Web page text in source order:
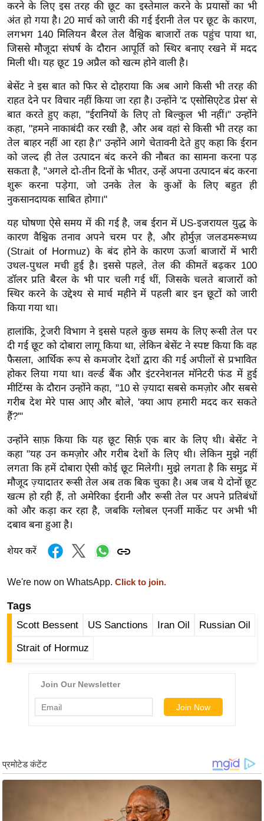
टो
व
र्ल्ड
न्यू
ब्री
फ
म
नो
रं
ज
न
ज
त
बॉ
ली
वु
ड
हॉ
ली
वु
ड
फि
ल्म
स
मी
क्षा
B
r
e
a
k
n
N
w
s
ला
लॉ
जी
करने के लिए इस तरह की छूट का इस्तेमाल करने के प्रयासों का भी
अंत हो गया है। 20 मार्च को जारी की गई ईरानी तेल पर छूट के कारण,
लगभग 140 मिलियन बैरल तेल वैश्विक बाजारों तक पहुंच पाया था,
जिससे मौजूदा संघर्ष के दौरान आपूर्ति को स्थिर बनाए रखने में मदद
मिली थी। यह छूट 19 अप्रैल को खत्म होने वाली है।
बेसेंट ने इस बात को फिर से दोहराया कि अब आगे किसी भी तरह की
राहत देने पर विचार नहीं किया जा रहा है। उन्होंने 'द एसोसिएटेड प्रेस' से
बात करते हुए कहा, "ईरानियों के लिए तो बिल्कुल भी नहीं।" उन्होंने
कहा, "हमने नाकाबंदी कर रखी है, और अब वहां से किसी भी तरह का
तेल बाहर नहीं आ रहा है।" उन्होंने आगे चेतावनी देते हुए कहा कि ईरान
को जल्द ही तेल उत्पादन बंद करने की नौबत का सामना करना पड़
सकता है, "अगले दो-तीन दिनों के भीतर, उन्हें अपना उत्पादन बंद करना
शुरू करना पड़ेगा, जो उनके तेल के कुओं के लिए बहुत ही
नुकसानदायक साबित होगा।"
यह घोषणा ऐसे समय में की गई है, जब ईरान में US-इजरायल युद्ध के
कारण वैश्विक तनाव अपने चरम पर है, और होर्मुज़ जलडमरूमध्य
(Strait of Hormuz) के बंद होने के कारण ऊर्जा बाजारों में भारी
उथल-पुथल मची हुई है। इससे पहले, तेल की कीमतें बढ़कर 100
डॉलर प्रति बैरल के भी पार चली गई थीं, जिसके चलते बाजारों को
स्थिर करने के उद्देश्य से मार्च महीने में पहली बार इन छूटों को जारी
किया गया था।
हालांकि, ट्रेजरी विभाग ने इससे पहले कुछ समय के लिए रूसी तेल पर
दी गई छूट को दोबारा लागू किया था, लेकिन बेसेंट ने स्पष्ट किया कि वह
फैसला, आर्थिक रूप से कमजोर देशों द्वारा की गई अपीलों से प्रभावित
होकर लिया गया था। वर्ल्ड बैंक और इंटरनेशनल मॉनेटरी फंड में हुई
मीटिंग्स के दौरान उन्होंने कहा, "10 से ज़्यादा सबसे कमज़ोर और सबसे
गरीब देश मेरे पास आए और बोले, 'क्या आप हमारी मदद कर सकते
हैं?'"
उन्होंने साफ़ किया कि यह छूट सिर्फ़ एक बार के लिए थी।बेसेंट ने
कहा"यह उन कमज़ोर और गरीब देशों के लिए थी। लेकिन मुझे नहीं
लगता कि हमें दोबारा ऐसी कोई छूट मिलेगी। मुझे लगता है कि समुद्र में
मौजूद ज़्यादातर रूसी तेल अब तक बिक चुका है। अब जब ये दोनों छूट
खत्म हो रही हैं, तो अमेरिका ईरानी और रूसी तेल पर अपने प्रतिबंधों
को और कड़ा कर रहा है, जबकि ग्लोबल एनर्जी मार्केट पर अभी भी
दबाव बना हुआ है।
शेयर करें
We're now on WhatsApp. Click to join.
Tags
Scott Bessent US Sanctions Iran Oil Russian Oil
Strait of Hormuz